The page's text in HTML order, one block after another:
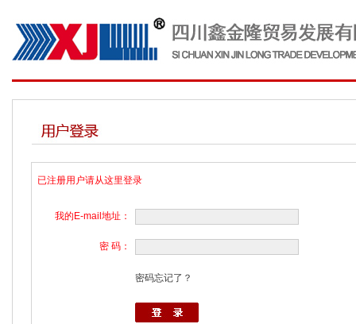
已注册用户请从这里登录
我的E-mail地址：
密 码：
密码忘记了？